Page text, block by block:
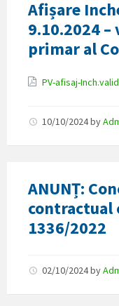
Afișare
9.10.2024
primar al
Attachments
PV-afisaj-
10/10/2024by
ANUNȚ:
contractual
1336/2022
02/10/2024by